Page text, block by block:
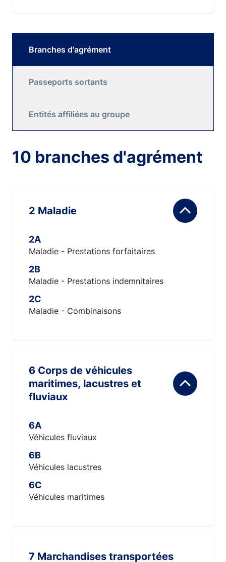
Branches d'agrément
Passeports sortants
Entités affiliées au groupe
10 branches d'agrément
2 Maladie
2A
Maladie - Prestations forfaitaires
2B
Maladie - Prestations indemnitaires
2C
Maladie - Combinaisons
6 Corps de véhicules
maritimes, lacustres et
fluviaux
6A
Véhicules fluviaux
6B
Véhicules lacustres
6C
Véhicules maritimes
7 Marchandises transportées